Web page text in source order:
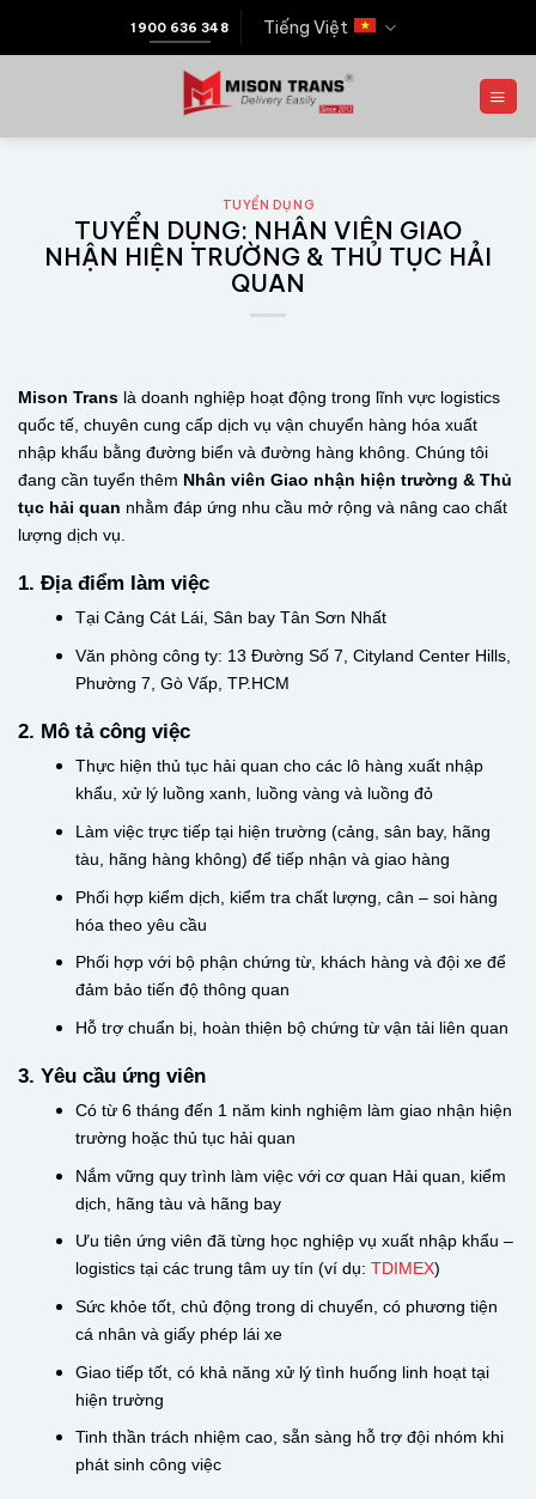
1900 636 348 Tiếng Việt
TUYỂN DỤNG
TUYỂN DỤNG: NHÂN VIÊN GIAO
NHẬN HIỆN TRƯỜNG & THỦ TỤC HẢI
QUAN
Mison Trans là doanh nghiệp hoạt động trong lĩnh vực logistics
quốc tế, chuyên cung cấp dịch vụ vận chuyển hàng hóa xuất
nhập khẩu bằng đường biển và đường hàng không. Chúng tôi
đang cần tuyển thêm Nhân viên Giao nhận hiện trường & Thủ
tục hải quan nhằm đáp ứng nhu cầu mở rộng và nâng cao chất
lượng dịch vụ.
1. Địa điểm làm việc
Tại Cảng Cát Lái, Sân bay Tân Sơn Nhất
Văn phòng công ty: 13 Đường Số 7, Cityland Center Hills,
Phường 7, Gò Vấp, TP.HCM
2. Mô tả công việc
Thực hiện thủ tục hải quan cho các lô hàng xuất nhập
khẩu, xử lý luồng xanh, luồng vàng và luồng đỏ
Làm việc trực tiếp tại hiện trường (cảng, sân bay, hãng
tàu, hãng hàng không) để tiếp nhận và giao hàng
Phối hợp kiểm dịch, kiểm tra chất lượng, cân – soi hàng
hóa theo yêu cầu
Phối hợp với bộ phận chứng từ, khách hàng và đội xe để
đảm bảo tiến độ thông quan
Hỗ trợ chuẩn bị, hoàn thiện bộ chứng từ vận tải liên quan
3. Yêu cầu ứng viên
Có từ 6 tháng đến 1 năm kinh nghiệm làm giao nhận hiện
trường hoặc thủ tục hải quan
Nắm vững quy trình làm việc với cơ quan Hải quan, kiểm
dịch, hãng tàu và hãng bay
Ưu tiên ứng viên đã từng học nghiệp vụ xuất nhập khẩu –
logistics tại các trung tâm uy tín (ví dụ: TDIMEX)
Sức khỏe tốt, chủ động trong di chuyển, có phương tiện
cá nhân và giấy phép lái xe
Giao tiếp tốt, có khả năng xử lý tình huống linh hoạt tại
hiện trường
Tinh thần trách nhiệm cao, sẵn sàng hỗ trợ đội nhóm khi
phát sinh công việc